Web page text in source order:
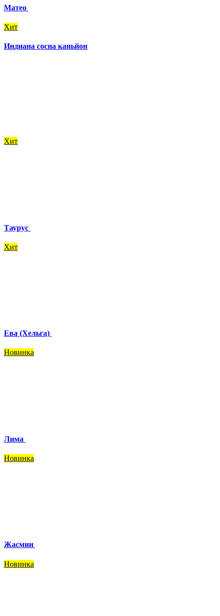
Матео
Хит
Индиана сосна каньйон
Хит
Таурус
Хит
Ева (Хельга)
Новинка
Лима
Новинка
Жасмин
Новинка